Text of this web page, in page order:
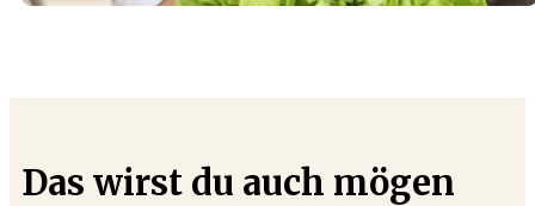
Das wirst du auch mögen